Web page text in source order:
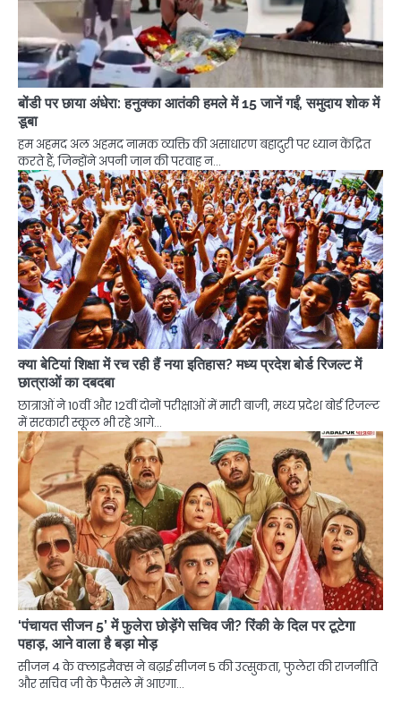
बोंडी पर छाया अंधेरा: हनुक्का आतंकी हमले में 15 जानें गईं, समुदाय शोक में
डूबा
हम अहमद अल अहमद नामक व्यक्ति की असाधारण बहादुरी पर ध्यान केंद्रित
करते हैं, जिन्होंने अपनी जान की परवाह न…
क्या बेटियां शिक्षा में रच रही हैं नया इतिहास? मध्य प्रदेश बोर्ड रिजल्ट में
छात्राओं का दबदबा
छात्राओं ने 10वीं और 12वीं दोनों परीक्षाओं में मारी बाजी, मध्य प्रदेश बोर्ड रिजल्ट
में सरकारी स्कूल भी रहे आगे…
‘पंचायत सीजन 5’ में फुलेरा छोड़ेंगे सचिव जी? रिंकी के दिल पर टूटेगा
पहाड़, आने वाला है बड़ा मोड़
सीजन 4 के क्लाइमैक्स ने बढ़ाई सीजन 5 की उत्सुकता, फुलेरा की राजनीति
और सचिव जी के फैसले में आएगा…